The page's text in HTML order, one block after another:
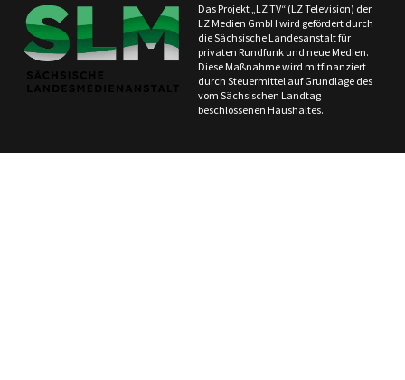
Das Projekt „LZ TV“ (LZ Television) der
LZ Medien GmbH wird gefördert durch
die Sächsische Landesanstalt für
privaten Rundfunk und neue Medien.
Diese Maßnahme wird mitfinanziert
durch Steuermittel auf Grundlage des
vom Sächsischen Landtag
beschlossenen Haushaltes.